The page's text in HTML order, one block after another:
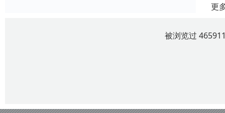
更
被浏览过